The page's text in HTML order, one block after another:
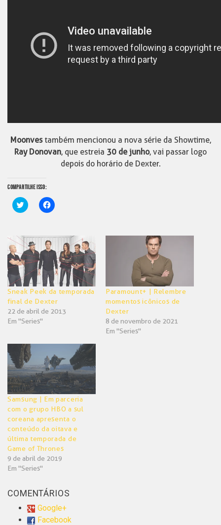
Moonvestambém mencionou a nova série da Showtime,
Ray Donovan, que estreia 30 de junho, vai passar logo
depois do horário de Dexter.
COMPARTILHE ISSO:
Clique
para
em
nova
janela)
Clique
para
em
nova
janela)
Sneak Peek da temporada
final de Dexter
22 de abril de 2013
Em "Series"
Paramount+ | Relembre
momentos icônicos de
Dexter
8 de novembro de 2021
Em "Series"
Samsung | Em parceria
com o grupo HBO a sul
coreana apresenta o
conteúdo da oitava e
última temporada de
Game of Thrones
9 de abril de 2019
Em "Series"
COMENTÁRIOS
Google+
Facebook